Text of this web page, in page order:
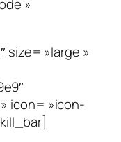
»
size= »large »
icon= »icon-